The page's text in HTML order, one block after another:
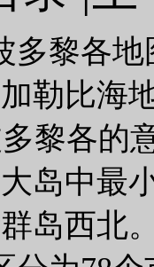
多黎各地
勒比海
黎各的
岛中最
岛西北